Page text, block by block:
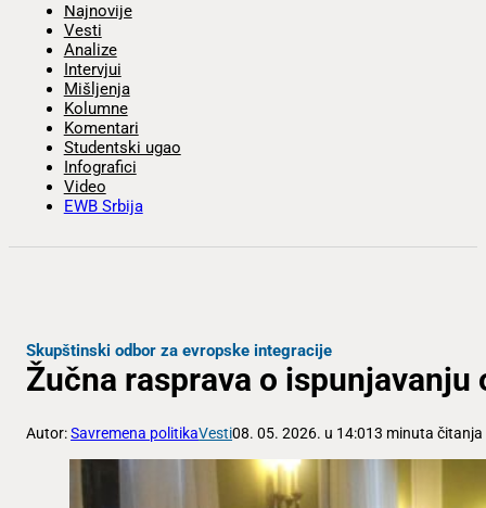
Najnovije
Vesti
Analize
Intervjui
Mišljenja
Kolumne
Komentari
Studentski ugao
Infografici
Video
EWB Srbija
Skupštinski odbor za evropske integracije
Žučna rasprava o ispunjavanju
Autor:Savremena politikaVesti08. 05. 2026. u 14:013 minuta čitanja